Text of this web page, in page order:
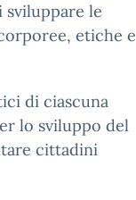
sviluppare le
etiche e
di ciascuna
lo sviluppo del
cittadini